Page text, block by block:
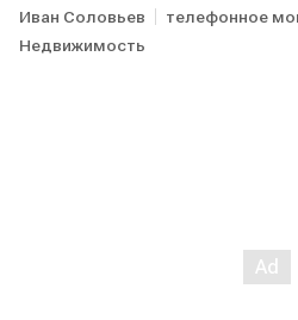
Иван Соловьев
телефонное
Недвижимость